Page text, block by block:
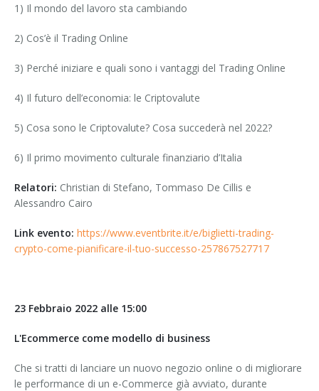
1) Il mondo del lavoro sta cambiando
2) Cos’è il Trading Online
3) Perché iniziare e quali sono i vantaggi del Trading Online
4) Il futuro dell’economia: le Criptovalute
5) Cosa sono le Criptovalute? Cosa succederà nel 2022?
6) Il primo movimento culturale finanziario d’Italia
Relatori: Christian di Stefano, Tommaso De Cillis e
Alessandro Cairo
Link evento: https://www.eventbrite.it/e/biglietti-trading-
crypto-come-pianificare-il-tuo-successo-257867527717
23 Febbraio 2022 alle 15:00
L'Ecommerce come modello di business
Che si tratti di lanciare un nuovo negozio online o di migliorare
le performance di un e-Commerce già avviato, durante